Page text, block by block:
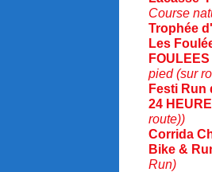
Course
Trophée
Les
pied (sur
Festi Run
24
route))
Corrida
Bike &
Run)